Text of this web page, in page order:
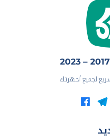
لجميع أجهزتك